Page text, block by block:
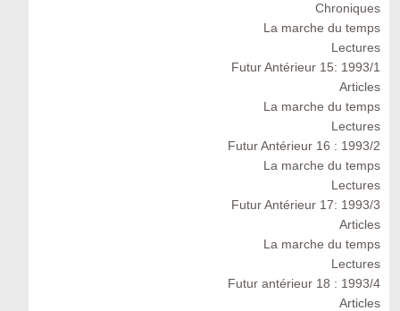
Chroniques
La marche du temps
Lectures
Futur Antérieur 15: 1993/1
Articles
La marche du temps
Lectures
Futur Antérieur 16 : 1993/2
La marche du temps
Lectures
Futur Antérieur 17: 1993/3
Articles
La marche du temps
Lectures
Futur antérieur 18 : 1993/4
Articles